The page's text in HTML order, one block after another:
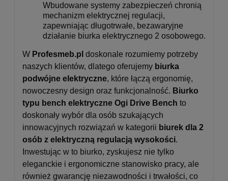
Wbudowane systemy zabezpieczeń chronią
mechanizm elektrycznej regulacji,
zapewniając długotrwałe, bezawaryjne
działanie biurka elektrycznego 2 osobowego.
W Profesmeb.pl doskonale rozumiemy potrzeby
naszych klientów, dlatego oferujemy biurka
podwójne elektryczne, które łączą ergonomię,
nowoczesny design oraz funkcjonalność. Biurko
typu bench elektryczne Ogi Drive Bench to
doskonały wybór dla osób szukających
innowacyjnych rozwiązań w kategorii biurek dla 2
osób z elektryczną regulacją wysokości.
Inwestując w to biurko, zyskujesz nie tylko
eleganckie i ergonomiczne stanowisko pracy, ale
również gwarancję niezawodności i trwałości, co